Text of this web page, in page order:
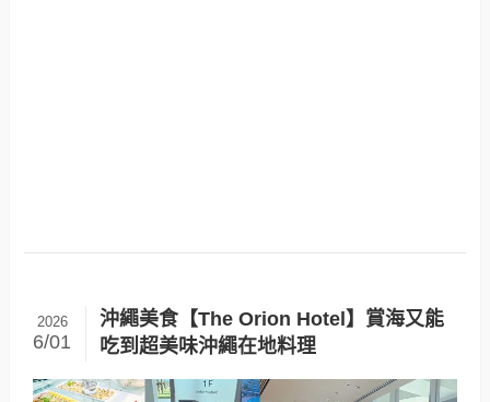
沖繩美食【The Orion Hotel】賞海又能
吃到超美味沖繩在地料理
2026
6/01